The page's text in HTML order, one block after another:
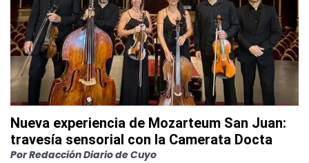
Nueva experiencia de Mozarteum San Juan:
travesía sensorial con la Camerata Docta
PorRedacción Diario de Cuyo